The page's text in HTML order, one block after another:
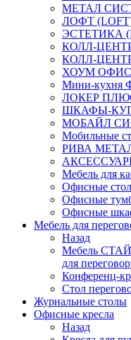
МЕТАЛ
ЛОФТ
ЭСТЕТИКА
КОЛЛ-
КОЛЛ-
ХОУМ ОФИС
Мини-кухня
ЛОКЕР ПЛЮС
ШКАФЫ-
МОБАЙЛ
Мобильные
РИВА
Мебель для
Офисные
Офисные
Офисные
Мебель для
Назад
Мебель
для
Конференц-
Стол
Журнальные столы
Офисные кресла
Назад